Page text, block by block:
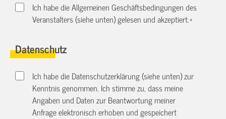
Ich habe die Allgemeinen Geschäftsbedingungen des
Veranstalters (siehe unten) gelesen und akzeptiert.*
Datenschutz
Ich habe die Datenschutzerklärung (siehe unten) zur
Kenntnis genommen. Ich stimme zu, dass meine
Angaben und Daten zur Beantwortung meiner
Anfrage elektronisch erhoben und gespeichert